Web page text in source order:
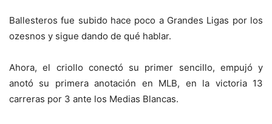
Ballesteros fue subido hace poco a Grandes Ligas por los
ozesnos y sigue dando de qué hablar.
Ahora, el criollo conectó su primer sencillo, empujó y
anotó su primera anotación en MLB, en la victoria 13
carreras por 3 ante los Medias Blancas.